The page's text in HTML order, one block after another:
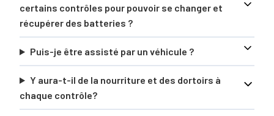
certains contrôles pour pouvoir se changer et
récupérer des batteries ?
Puis-je être assisté par un véhicule ?
Y aura-t-il de la nourriture et des dortoirs à
chaque contrôle?